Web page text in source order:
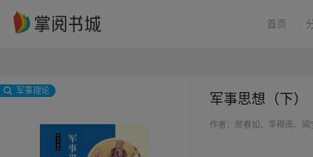
首页
军事理论
军事思想（下）
作者：邢春如、李穆南、竭